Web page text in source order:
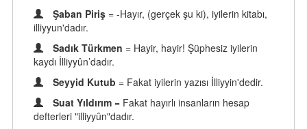
Şaban Piriş = -Hayır, (gerçek şu ki), iyilerin kitabı,
illiyyun'dadır.
Sadık Türkmen = Hayir, hayir! Şüphesiz iyilerin
kaydı İlliyyûn’dadır.
Seyyid Kutub = Fakat iyilerin yazısı İlliyyin'dedir.
Suat Yıldırım = Fakat hayırlı insanların hesap
defterleri "illiyyûn"dadır.